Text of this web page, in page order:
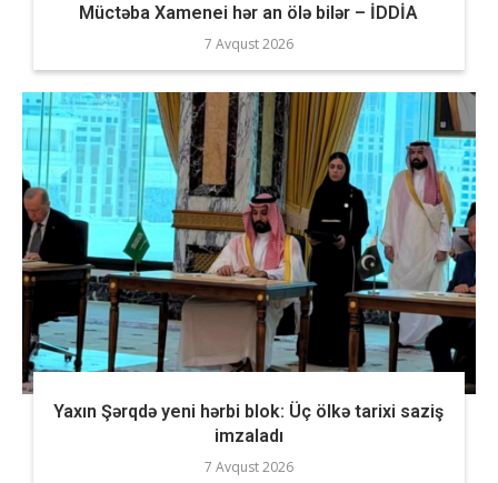
Müctəba Xamenei hər an ölə bilər – İDDİA
7 Avqust 2026
Yaxın Şərqdə yeni hərbi blok: Üç ölkə tarixi saziş
imzaladı
7 Avqust 2026